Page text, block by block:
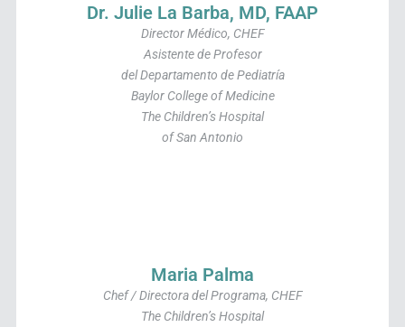
Dr. Julie La Barba, MD, FAAP
Director Médico, CHEF
Asistente de Profesor
del Departamento de Pediatría
Baylor College of Medicine
The Children’s Hospital
of San Antonio
Maria Palma
Chef / Directora del Programa, CHEF
The Children’s Hospital